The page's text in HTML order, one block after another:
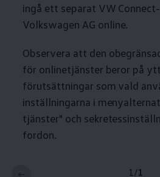
ingå ett separat VW
Volkswagen AG online.
Observera att den
för onlinetjänster beror på
förutsättningar som vald
inställningarna i
tjänster" och
fordon.
1 /1